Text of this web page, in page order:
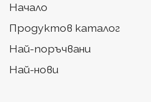
Начало
Продуктов каталог
Най-поръчвани
Най-нови